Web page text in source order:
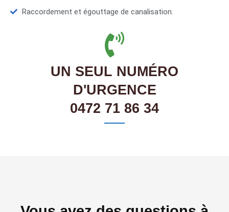
Raccordement et égouttage de canalisation.
UN SEUL NUMÉRO
D'URGENCE
0472 71 86 34